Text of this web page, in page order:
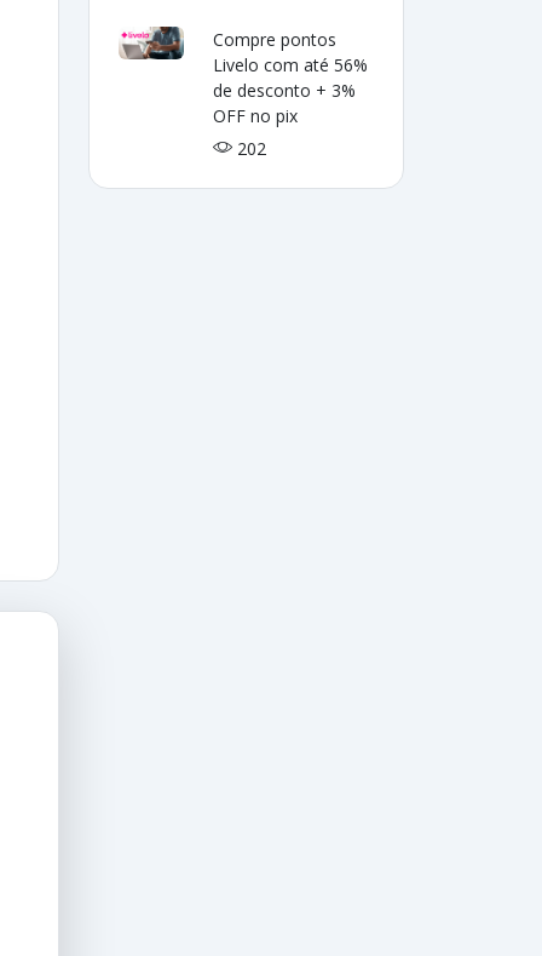
Compre pontos
Livelo com até 56%
de desconto + 3%
OFF no pix
202